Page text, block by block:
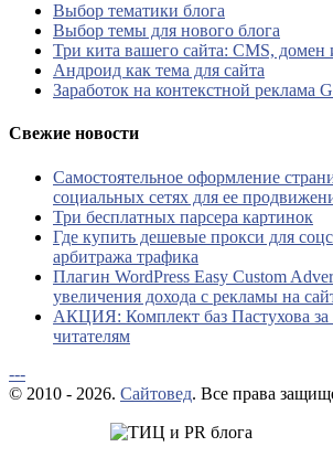
Выбор тематики блога
Выбор темы для нового блога
Три кита вашего сайта: CMS, домен
Андроид как тема для сайта
Заработок на контекстной реклама
Свежие новости
Самостоятельное оформление
социальных сетях для ее
Три бесплатных парсера картинок
Где купить дешевые прокси для
арбитража трафика
Плагин WordPress Easy Custom
увеличения дохода с рекламы на
АКЦИЯ: Комплект баз Пастухова за
читателям
---
© 2010 - 2026. Сайтовед. Все права